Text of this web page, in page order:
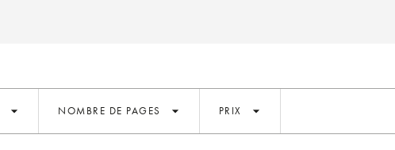
arrow_drop_down NOMBRE DE PAGES arrow_drop_down PRIX arrow_drop_down